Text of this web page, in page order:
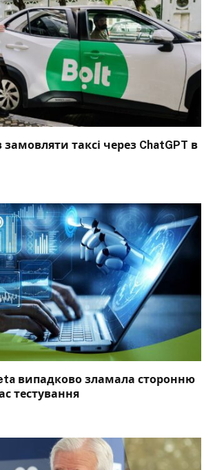
таксі через ChatGPT в
випадково зламала сторонню
тестування